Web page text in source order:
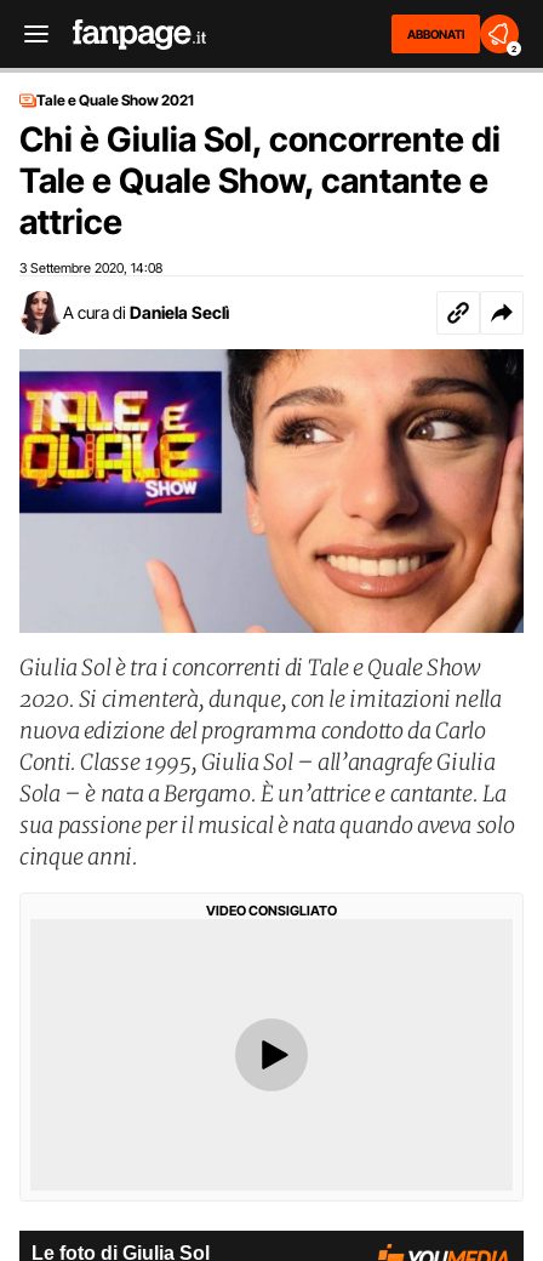
ABBONATI
2
Tale e Quale Show 2021
Chi è Giulia Sol, concorrente di
Tale e Quale Show, cantante e
attrice
3 Settembre 2020 14:08
A cura di Daniela Seclì
Giulia Sol è tra i concorrenti di Tale e Quale Show
2020. Si cimenterà, dunque, con le imitazioni nella
nuova edizione del programma condotto da Carlo
Conti. Classe 1995, Giulia Sol – all’anagrafe Giulia
Sola – è nata a Bergamo. È un’attrice e cantante. La
sua passione per il musical è nata quando aveva solo
cinque anni.
VIDEO CONSIGLIATO